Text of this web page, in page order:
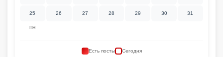
ПН
25 26 27 28 29 30 31
Есть посты Сегодня